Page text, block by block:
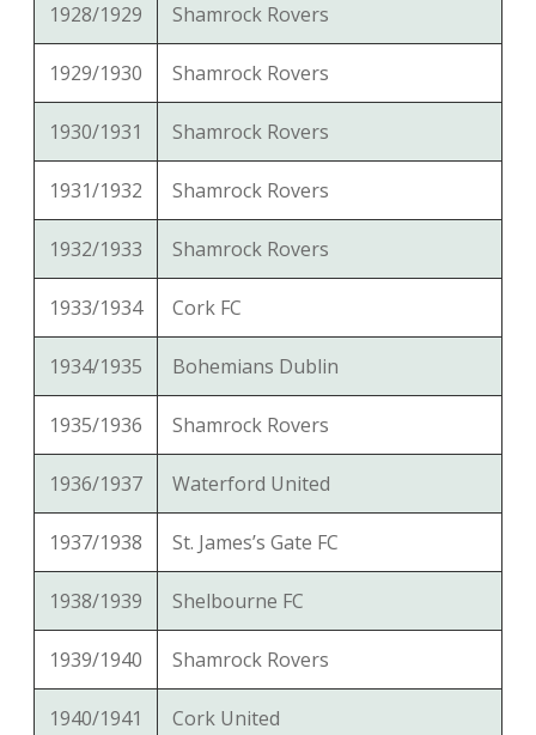
1928/1929 Shamrock Rovers
1929/1930 Shamrock Rovers
1930/1931 Shamrock Rovers
1931/1932 Shamrock Rovers
1932/1933 Shamrock Rovers
1933/1934 Cork FC
1934/1935 Bohemians Dublin
1935/1936 Shamrock Rovers
1936/1937 Waterford United
1937/1938 St. James’s Gate FC
1938/1939 Shelbourne FC
1939/1940 Shamrock Rovers
1940/1941 Cork United